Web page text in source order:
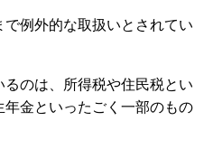
例外的な取扱いとされてい
のは、所得税や住民税とい
金といったごく一部のもの